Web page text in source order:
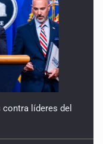
líderes del